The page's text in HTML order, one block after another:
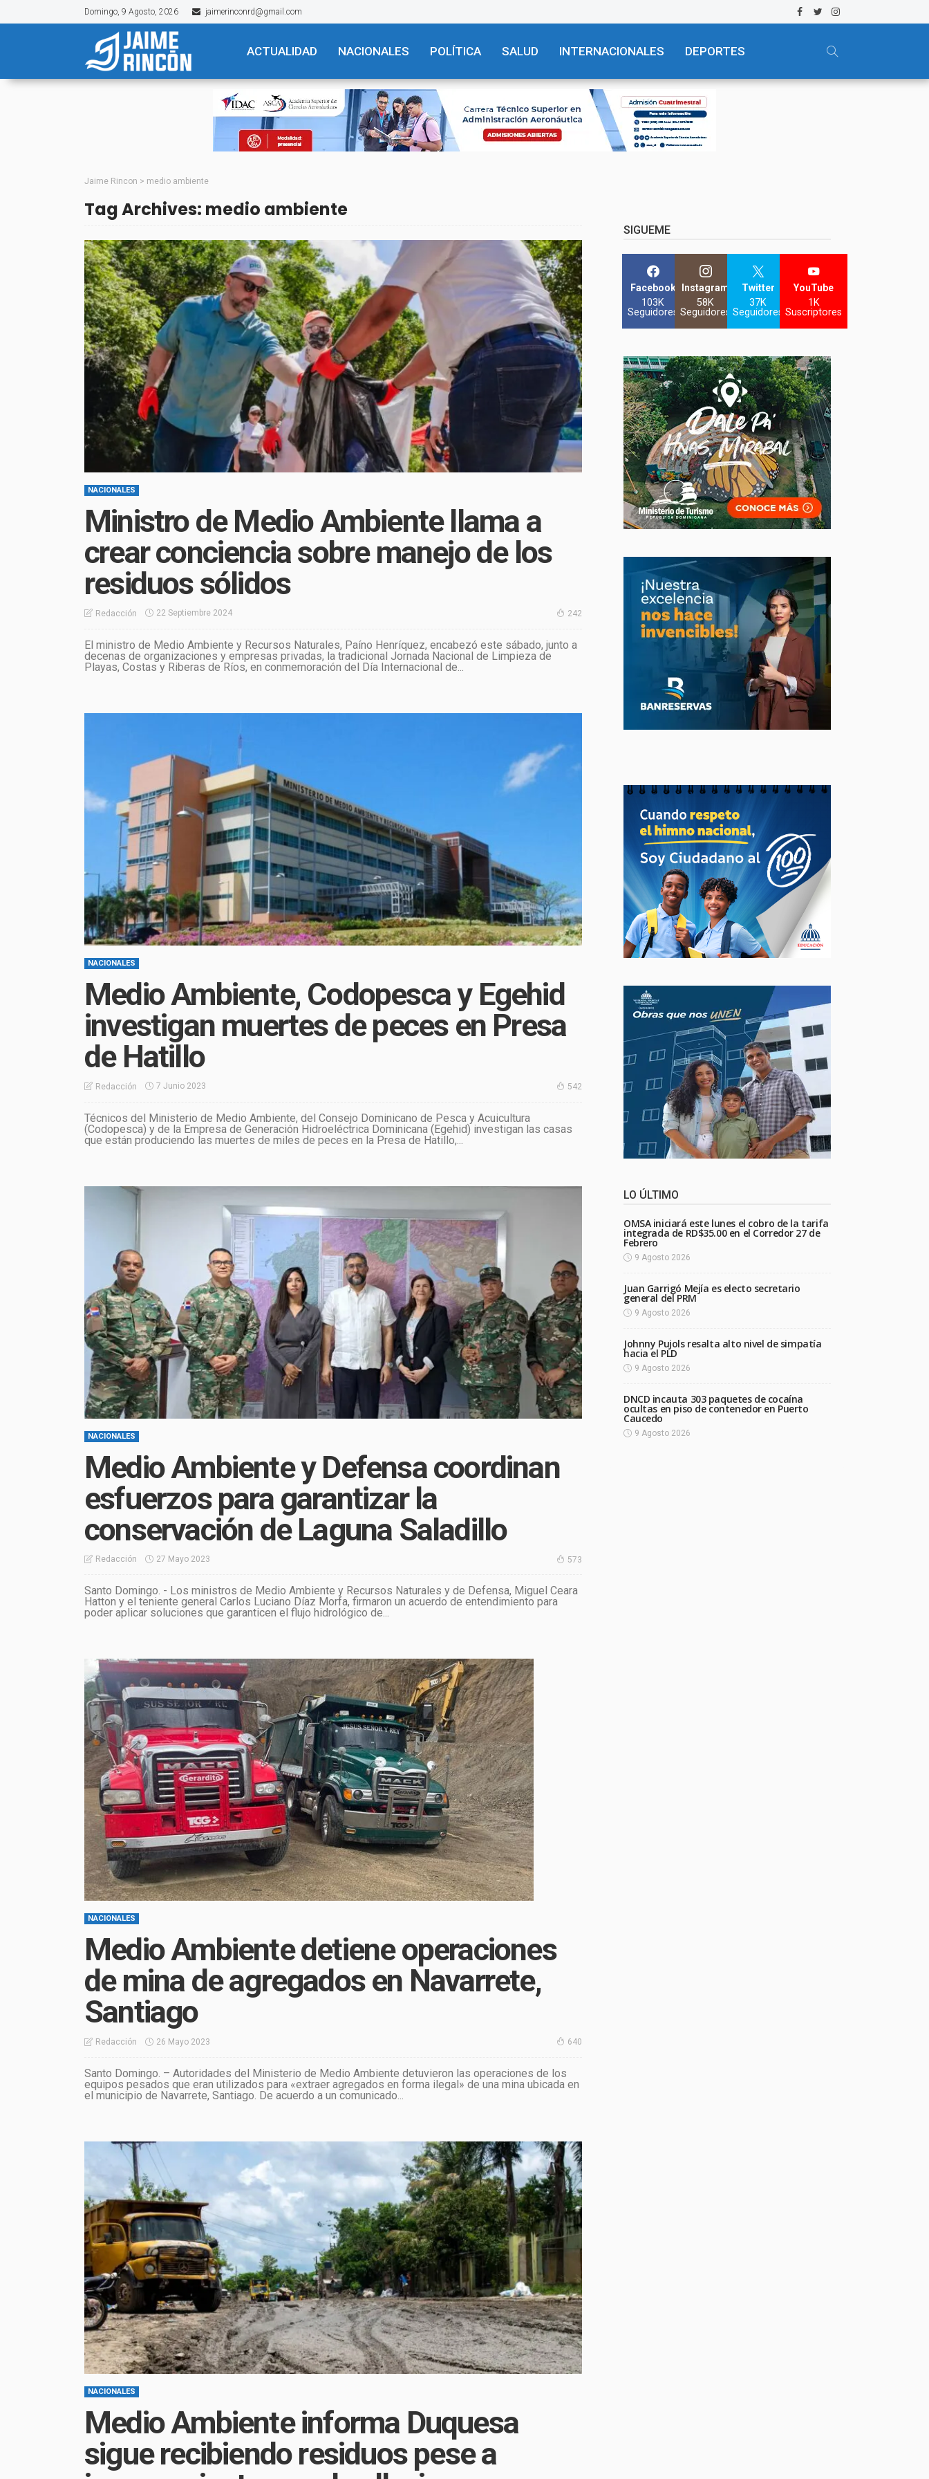
Domingo, 9 Agosto, 2026 jaimerinconrd@gmail.com
ACTUALIDAD NACIONALES POLÍTICA SALUD INTERNACIONALES DEPORTES
Jaime Rincon > medio ambiente
Tag Archives: medio ambiente
NACIONALES
Ministro de Medio Ambiente llama a
crear conciencia sobre manejo de los
residuos sólidos
Redacción 22 Septiembre 2024 242
El ministro de Medio Ambiente y Recursos Naturales, Paíno Henríquez, encabezó este sábado, junto a
decenas de organizaciones y empresas privadas, la tradicional Jornada Nacional de Limpieza de
Playas, Costas y Riberas de Ríos, en conmemoración del Día Internacional de...
NACIONALES
Medio Ambiente, Codopesca y Egehid
investigan muertes de peces en Presa
de Hatillo
Redacción 7 Junio 2023 542
Técnicos del Ministerio de Medio Ambiente, del Consejo Dominicano de Pesca y Acuicultura
(Codopesca) y de la Empresa de Generación Hidroeléctrica Dominicana (Egehid) investigan las casas
que están produciendo las muertes de miles de peces en la Presa de Hatillo,...
NACIONALES
Medio Ambiente y Defensa coordinan
esfuerzos para garantizar la
conservación de Laguna Saladillo
Redacción 27 Mayo 2023 573
Santo Domingo. - Los ministros de Medio Ambiente y Recursos Naturales y de Defensa, Miguel Ceara
Hatton y el teniente general Carlos Luciano Díaz Morfa, firmaron un acuerdo de entendimiento para
poder aplicar soluciones que garanticen el flujo hidrológico de...
NACIONALES
Medio Ambiente detiene operaciones
de mina de agregados en Navarrete,
Santiago
Redacción 26 Mayo 2023 640
Santo Domingo. – Autoridades del Ministerio de Medio Ambiente detuvieron las operaciones de los
equipos pesados que eran utilizados para «extraer agregados en forma ilegal» de una mina ubicada en
el municipio de Navarrete, Santiago. De acuerdo a un comunicado...
NACIONALES
Medio Ambiente informa Duquesa
sigue recibiendo residuos pese a
SIGUEME
Facebook
103K
Seguidores
Instagram
58K
Seguidores
Twitter
37K
Seguidores
YouTube
1K
Suscriptores
LO ÚLTIMO
OMSA iniciará este lunes el cobro de la tarifa
integrada de RD$35.00 en el Corredor 27 de
Febrero
9 Agosto 2026
Juan Garrigó Mejía es electo secretario
general del PRM
9 Agosto 2026
Johnny Pujols resalta alto nivel de simpatía
hacia el PLD
9 Agosto 2026
DNCD incauta 303 paquetes de cocaína
ocultas en piso de contenedor en Puerto
Caucedo
9 Agosto 2026